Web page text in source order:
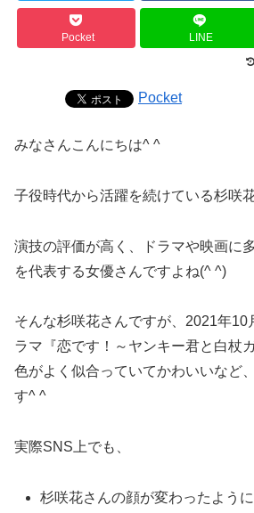
Pocket LINE
Pocket
みなさんこんにちは^ ^
子役時代から活躍を続けている杉咲
演技の評価が高く、ドラマや映画に
を代表する女優さんですよね(^ ^)
そんな杉咲花さんですが、2021年10
ラマ『恋です！～ヤンキー君と白杖
色がよく似合っていてかわいいなど
す^ ^
実際SNS上でも、
杉咲花さんの顔が変わったよう